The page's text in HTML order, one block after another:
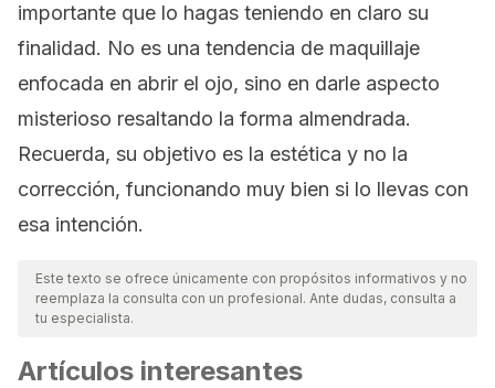
importante que lo hagas teniendo en claro su
finalidad. No es una tendencia de maquillaje
enfocada en abrir el ojo, sino en darle aspecto
misterioso resaltando la forma almendrada.
Recuerda, su objetivo es la estética y no la
corrección, funcionando muy bien si lo llevas con
esa intención.
Este texto se ofrece únicamente con propósitos informativos y no
reemplaza la consulta con un profesional. Ante dudas, consulta a
tu especialista.
Artículos interesantes